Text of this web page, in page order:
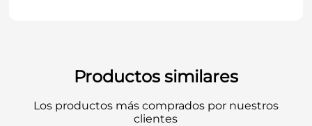
Código Bosch:
9617085001000
Seguridad y precisión en la sujeción. Bosch
Productos similares
Los productos más comprados por nuestros
clientes